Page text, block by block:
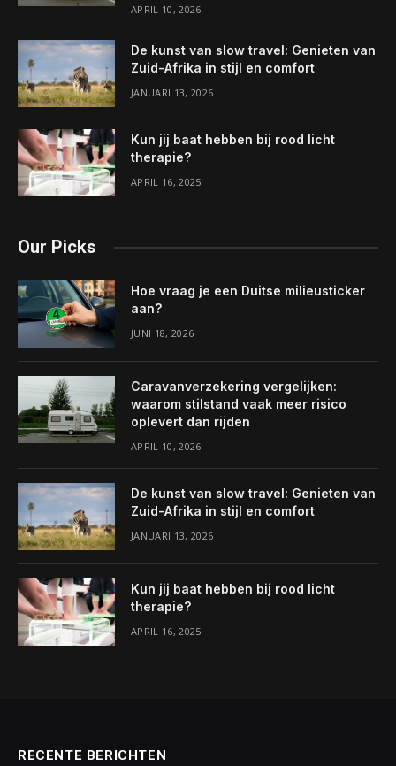
APRIL 10, 2026
De kunst van slow travel: Genieten van
Zuid-Afrika in stijl en comfort
JANUARI 13, 2026
Kun jij baat hebben bij rood licht
therapie?
APRIL 16, 2025
Our Picks
Hoe vraag je een Duitse milieusticker
aan?
JUNI 18, 2026
Caravanverzekering vergelijken:
waarom stilstand vaak meer risico
oplevert dan rijden
APRIL 10, 2026
De kunst van slow travel: Genieten van
Zuid-Afrika in stijl en comfort
JANUARI 13, 2026
Kun jij baat hebben bij rood licht
therapie?
APRIL 16, 2025
RECENTE BERICHTEN